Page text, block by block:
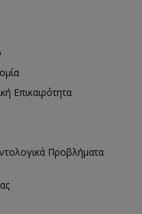
Επικαιρότητα
Προβλήματα